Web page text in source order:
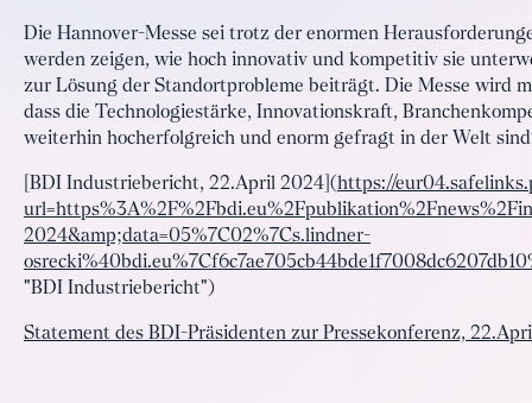
Die Hannover-Messe sei trotz der enormen
werden zeigen, wie hoch innovativ und kompetitiv sie
zur Lösung der Standortprobleme beiträgt. Die Messe wird
dass die Technologiestärke, Innovationskraft,
weiterhin hocherfolgreich und enorm gefragt in der Welt
[BDI Industriebericht, 22.April 2024](https://
2024&amp;data=05%7C02%7Cs.lindner-
"BDI Industriebericht")
Statement des BDI-Präsidenten zur Pressekonferenz,